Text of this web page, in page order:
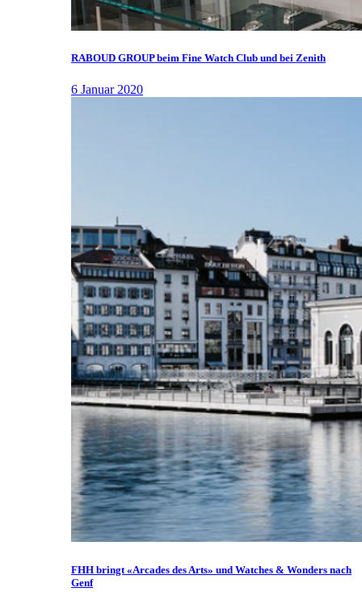
RABOUD GROUP beim Fine Watch Club und bei Zenith
6 Januar 2020
FHH bringt «Arcades des Arts» und Watches & Wonders nach
Genf